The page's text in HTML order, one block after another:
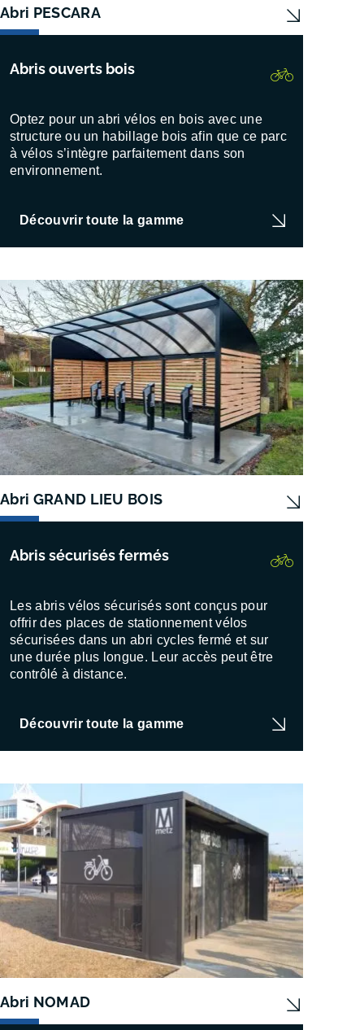
Abri PESCARA
Abris ouverts bois
Optez pour un abri vélos en bois avec une
structure ou un habillage bois afin que ce parc
à vélos s’intègre parfaitement dans son
environnement.
Découvrir toute la gamme
Abri GRAND LIEU BOIS
Abris sécurisés fermés
Les abris vélos sécurisés sont conçus pour
offrir des places de stationnement vélos
sécurisées dans un abri cycles fermé et sur
une durée plus longue. Leur accès peut être
contrôlé à distance.
Découvrir toute la gamme
Abri NOMAD